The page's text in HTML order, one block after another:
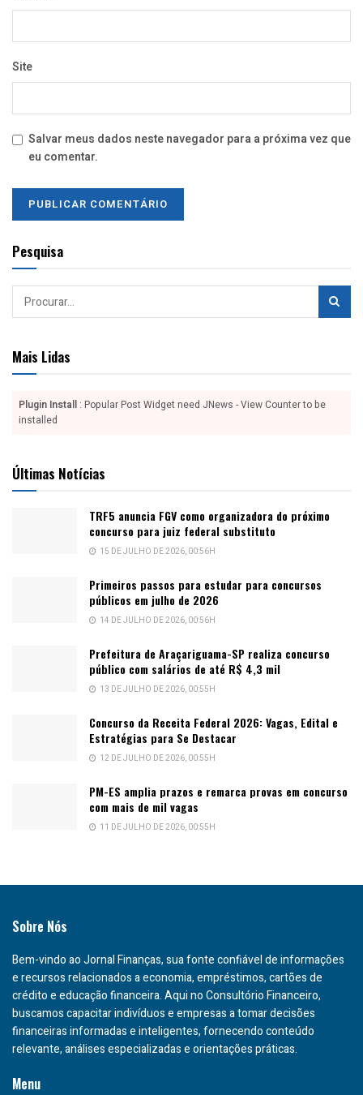
Site
Salvar meus dados neste navegador para a próxima vez que
eu comentar.
Pesquisa
Mais Lidas
Plugin Install : Popular Post Widget need JNews - View Counter to be
installed
Últimas Notícias
TRF5 anuncia FGV como organizadora do próximo
concurso para juiz federal substituto
15 DE JULHO DE 2026, 00:56H
Primeiros passos para estudar para concursos
públicos em julho de 2026
14 DE JULHO DE 2026, 00:56H
Prefeitura de Araçariguama-SP realiza concurso
público com salários de até R$ 4,3 mil
13 DE JULHO DE 2026, 00:55H
Concurso da Receita Federal 2026: Vagas, Edital e
Estratégias para Se Destacar
12 DE JULHO DE 2026, 00:55H
PM-ES amplia prazos e remarca provas em concurso
com mais de mil vagas
11 DE JULHO DE 2026, 00:55H
Sobre Nós
Bem-vindo ao Jornal Finanças, sua fonte confiável de informações
e recursos relacionados a economia, empréstimos, cartões de
crédito e educação financeira. Aqui no Consultório Financeiro,
buscamos capacitar indivíduos e empresas a tomar decisões
financeiras informadas e inteligentes, fornecendo conteúdo
relevante, análises especializadas e orientações práticas.
Menu